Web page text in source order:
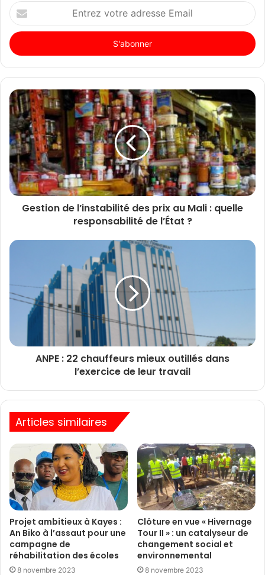
Entrez
votre
adresse
Email
Gestion de l’instabilité des prix au Mali : quelle
responsabilité de l’État ?
ANPE : 22 chauffeurs mieux outillés dans
l’exercice de leur travail
Articles similaires
Projet ambitieux à Kayes :
An Biko à l’assaut pour une
campagne de
réhabilitation des écoles
8 novembre 2023
Clôture en vue « Hivernage
Tour II » : un catalyseur de
changement social et
environnemental
8 novembre 2023